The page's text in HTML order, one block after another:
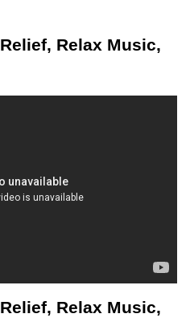
Relax Music,
Relax Music,